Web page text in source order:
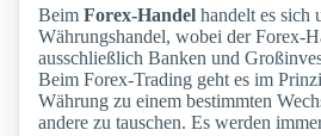
Beim Forex-Handel handelt es sich
Währungshandel, wobei der Forex-
ausschließlich Banken und
Beim Forex-Trading geht es im
Währung zu einem bestimmten
andere zu tauschen. Es werden